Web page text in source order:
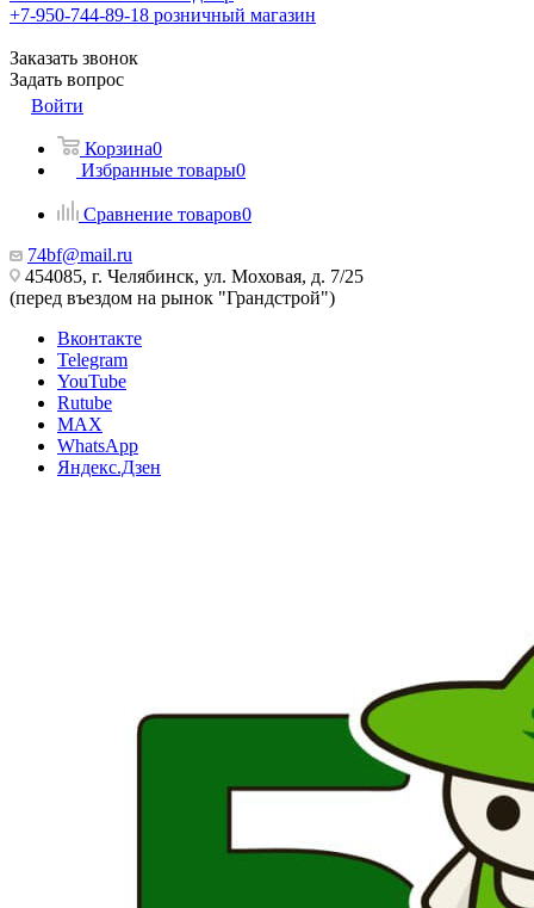
+7-950-744-89-18 розничный магазин
Заказать звонок
Задать вопрос
Войти
Корзина0
Избранные товары0
Сравнение товаров0
74bf@mail.ru
454085, г. Челябинск, ул. Моховая, д. 7/25
(перед въездом на рынок "Грандстрой")
Вконтакте
Telegram
YouTube
Rutube
MAX
WhatsApp
Яндекс.Дзен